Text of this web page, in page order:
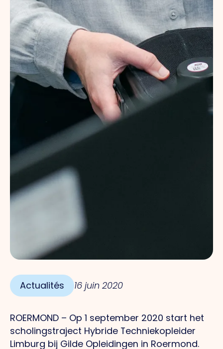
Actualités 16 juin 2020
ROERMOND – Op 1 september 2020 start het
scholingstraject Hybride Techniekopleider
Limburg bij Gilde Opleidingen in Roermond.